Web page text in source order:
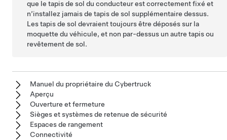
que le tapis de sol du conducteur est correctement fixé et
n’installez jamais de tapis de sol supplémentaire dessus.
Les tapis de sol devraient toujours être déposés sur la
moquette du véhicule, et non par-dessus un autre tapis ou
revêtement de sol.
Manuel du propriétaire du Cybertruck
Aperçu
Ouverture et fermeture
Sièges et systèmes de retenue de sécurité
Espaces de rangement
Connectivité